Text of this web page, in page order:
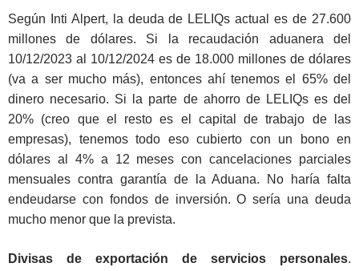
Según Inti Alpert, la deuda de LELIQs actual es de 27.600
millones de dólares. Si la recaudación aduanera del
10/12/2023 al 10/12/2024 es de 18.000 millones de dólares
(va a ser mucho más), entonces ahí tenemos el 65% del
dinero necesario. Si la parte de ahorro de LELIQs es del
20% (creo que el resto es el capital de trabajo de las
empresas), tenemos todo eso cubierto con un bono en
dólares al 4% a 12 meses con cancelaciones parciales
mensuales contra garantía de la Aduana. No haría falta
endeudarse con fondos de inversión. O sería una deuda
mucho menor que la prevista.
Divisas de exportación de servicios personales.